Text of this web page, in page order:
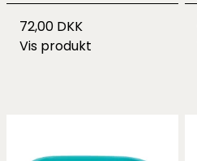
72,00 DKK
Vis produkt